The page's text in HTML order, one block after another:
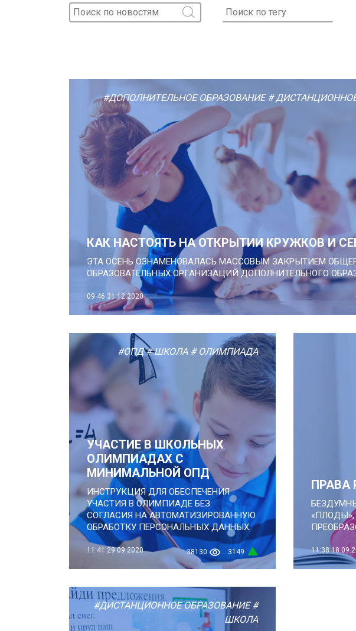
#ДОПОЛНИТЕЛЬНОЕ ОБРАЗОВАНИЕ #
КАК НАСТОЯТЬ НА ОТКРЫТИИ КРУЖКОВ И
ЭТА ОСЕНЬ ОЗНАМЕНОВАЛАСЬ МАССОВЫМ ЗАКРЫТИЕМ
ОБРАЗОВАТЕЛЬНЫХ ОРГАНИЗАЦИЙ ДОПОЛНИТЕЛЬНОГО
09:46 31.12.2020
#ОПД # ШКОЛА # ОЛИМПИАДА
УЧАСТИЕ В ШКОЛЬНЫХ
ОЛИМПИАДАХ С
МИНИМАЛЬНОЙ ОПД
ИНСТРУКЦИЯ ДЛЯ ОБЕСПЕЧЕНИЯ
УЧАСТИЯ В ОЛИМПИАДЕ БЕЗ
СОГЛАСИЯ НА АВТОМАТИЗИРОВАННУЮ
ОБРАБОТКУ ПЕРСОНАЛЬНЫХ ДАННЫХ.
11:41 29.09.2020 38130 3149
ПРАВА
11:38
#ДИСТАНЦИОННОЕ ОБРАЗОВАНИЕ #
ШКОЛА